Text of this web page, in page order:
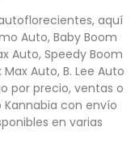
aquí
Auto, Baby Boom
Auto, Speedy Boom
Auto, B. Lee Auto
por precio, ventas o
con envío
en varias